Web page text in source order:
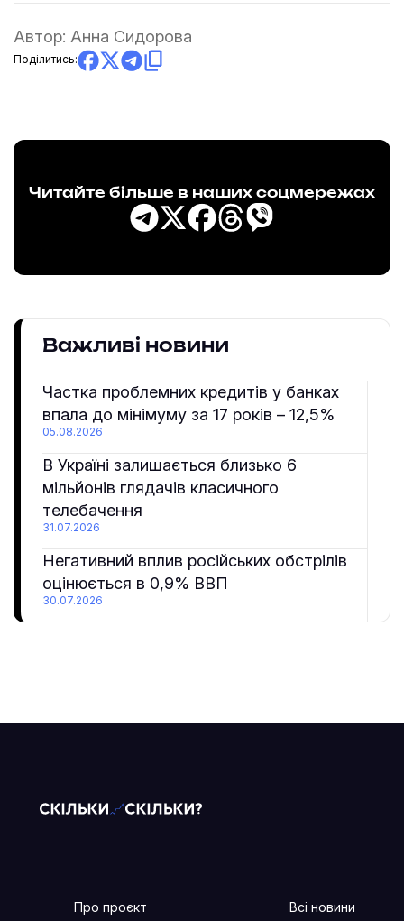
Автор: Анна Сидорова
Поділитись:
Читайте більше в наших соцмережах
Важливі новини
Частка проблемних кредитів у банках
впала до мінімуму за 17 років – 12,5%
05.08.2026
В Україні залишається близько 6
мільйонів глядачів класичного
телебачення
31.07.2026
Негативний вплив російських обстрілів
оцінюється в 0,9% ВВП
30.07.2026
Про проєкт
Всі новини